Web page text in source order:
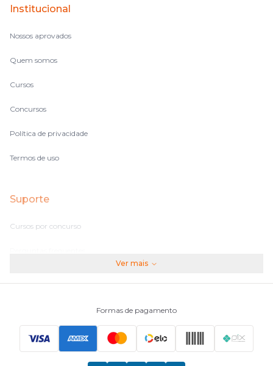
no volume de matérias.
Institucional
Nossos aprovados
Quem somos
Cursos
Concursos
Política de privacidade
Termos de uso
Suporte
Cursos por concurso
Principais Concursos
Ver mais
Formas de pagamento